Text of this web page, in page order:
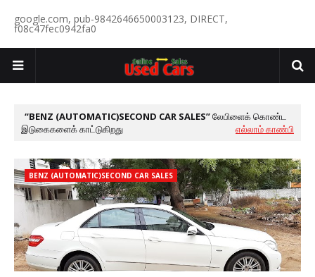
google.com, pub-9842646650003123, DIRECT,
f08c47fec0942fa0
BENZ (AUTOMATIC)SECOND CAR SALES லேபிளைக் கொண்ட
இடுகைகளைக் காட்டுகிறது
எல்லாம் காண்பி
BENZ (AUTOMATIC)SECOND CAR SALES